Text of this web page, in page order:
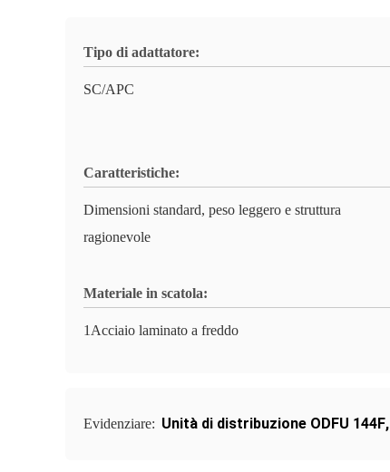
Tipo di adattatore:
SC/APC
Caratteristiche:
Dimensioni standard, peso leggero e struttura
ragionevole
Materiale in scatola:
1Acciaio laminato a freddo
Evidenziare: Unità di distribuzione ODFU 144F,